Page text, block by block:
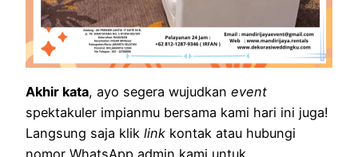
Akhir kata, ayo segera wujudkan event
spektakuler impianmu bersama kami hari ini juga!
Langsung saja klik link kontak atau hubungi